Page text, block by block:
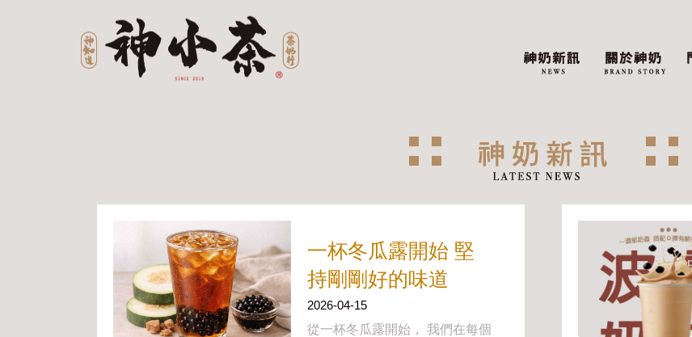
一杯冬瓜露開始 堅
持剛剛好的味道
2026-04-15
從一杯冬瓜露開始， 我們在每個